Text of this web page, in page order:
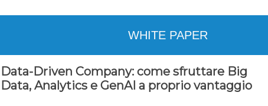
WHITE PAPER
Data-Driven Company: come sfruttare Big
Data, Analytics e GenAI a proprio vantaggio